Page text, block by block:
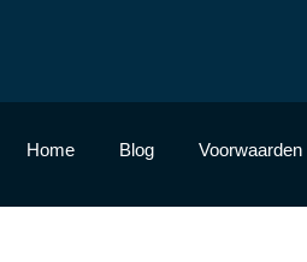
Home Blog Voorwaarden